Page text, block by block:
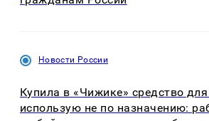
Новости России
Купила в «Чижике» средство
использую не по назначению: